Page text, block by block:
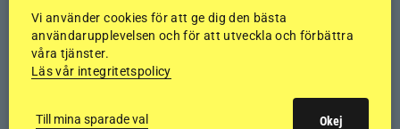
Vi använder cookies för att ge dig den bästa
användarupplevelsen och för att utveckla och förbättra
våra tjänster.
Läs vår integritetspolicy
Till mina sparade val Okej